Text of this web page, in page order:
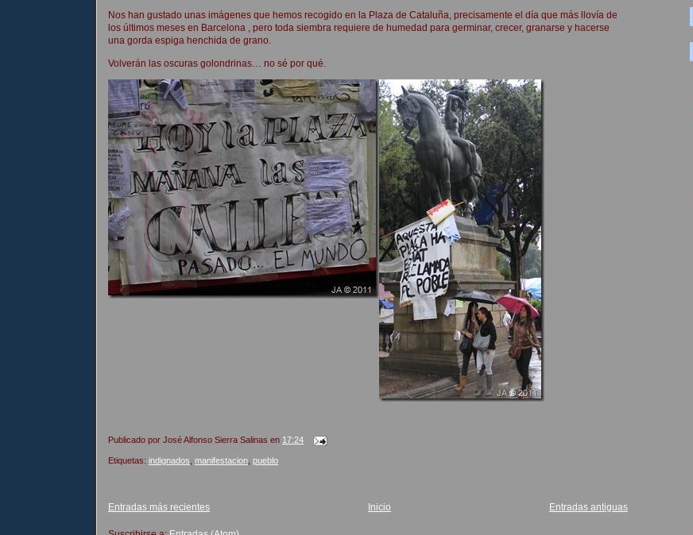
Nos han gustado unas imágenes que hemos recogido en la Plaza de Cataluña, precisamente el día que más llovía de
los últimos meses en Barcelona , pero toda siembra requiere de humedad para germinar, crecer, granarse y hacerse
una gorda espiga henchida de grano.
Volverán las oscuras golondrinas… no sé por qué.
Publicado por José Alfonso Sierra Salinas en 17:24
Etiquetas: indignados manifestacion pueblo
Entradas más recientes Entradas antiguas
Inicio